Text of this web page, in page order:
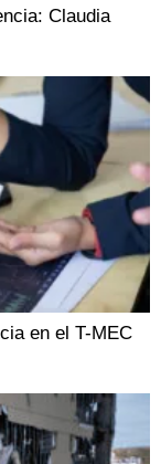
Claudia
en el T-MEC